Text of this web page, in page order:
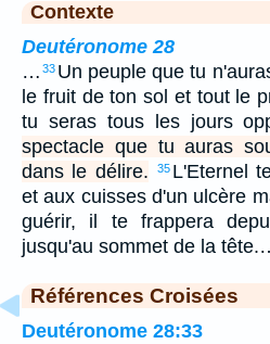
Contexte
Deutéronome 28
… 33 Un peuple que tu
le fruit de ton sol et tout le
tu seras tous les jours
spectacle que tu auras
dans le délire.
35 L'Eternel
et aux cuisses d'un ulcère
guérir, il te frappera
jusqu'au sommet de la
Références Croisées
Deutéronome 28:33